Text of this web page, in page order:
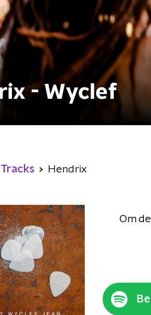
- Wyclef
Tracks Hendrix
Om